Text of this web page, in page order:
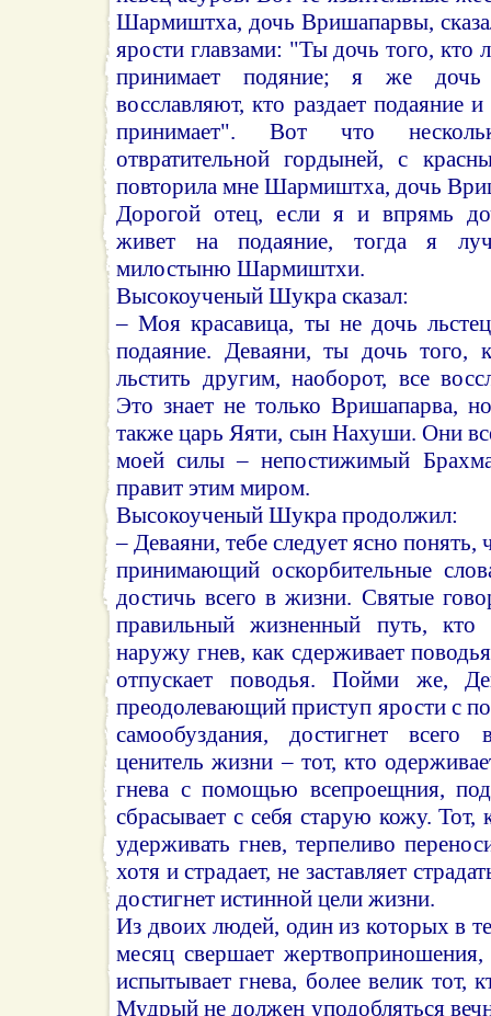
Шармиштха, дочь Вришапарвы,
ярости главзами: "Ты дочь того, кто
принимает подяние; я же дочь
восславляют, кто раздает подаяние
принимает". Вот что
отвратительной гордыней, с
повторила мне Шармиштха, дочь
Дорогой отец, если я и впрямь
живет на подаяние, тогда я
милостыню Шармиштхи.
Высокоученый Шукра сказал:
– Моя красавица, ты не дочь
подаяние. Деваяни, ты дочь того,
льстить другим, наоборот, все
Это знает не только Вришапарва,
также царь Яяти, сын Нахуши. Они
моей силы – непостижимый
правит этим миром.
Высокоученый Шукра продолжил:
– Деваяни, тебе следует ясно понять,
принимающий оскорбительные
достичь всего в жизни. Святые
правильный жизненный путь, кто
наружу гнев, как сдерживает
отпускает поводья. Пойми же,
преодолевающий приступ ярости с
самообуздания, достигнет
ценитель жизни – тот, кто
гнева с помощью всепроещния,
сбрасывает с себя старую кожу.
удерживать гнев, терпеливо
хотя и страдает, не заставляет
достигнет истинной цели жизни.
Из двоих людей, один из которых в
месяц свершает
испытывает гнева, более велик тот,
Мудрый не должен уподобляться